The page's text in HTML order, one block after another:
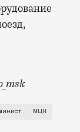
уровне
МЦК